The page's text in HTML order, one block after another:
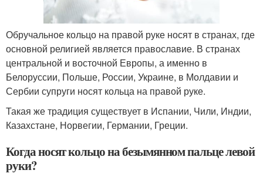
Обручальное кольцо на правой руке носят в странах, где
основной религией является православие. В странах
центральной и восточной Европы, а именно в
Белоруссии, Польше, России, Украине, в Молдавии и
Сербии супруги носят кольца на правой руке.
Такая же традиция существует в Испании, Чили, Индии,
Казахстане, Норвегии, Германии, Греции.
Когда носят кольцо на безымянном пальце левой
руки?